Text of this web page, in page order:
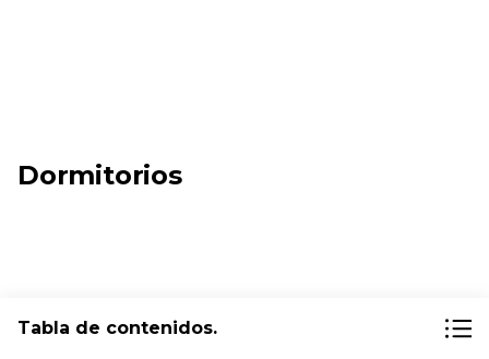
Dormitorios
Tabla de contenidos.